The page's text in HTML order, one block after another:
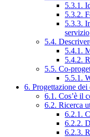
5.3.1.
5.3.2.
5.3.3.
servizio
5.4.
5.4.1.
5.4.2.
5.5. Co-
5.5.1.
6. Progettazione dei
6.1. Cos’è il
6.2. Ricerca
6.2.1.
6.2.2.
6.2.3.